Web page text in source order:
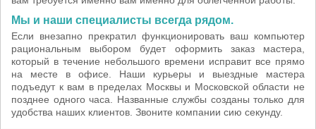
Мы и наши специалисты всегда рядом.
Если внезапно прекратил функционировать ваш компьютер
рациональным выбором будет оформить заказ мастера,
который в течение небольшого времени исправит все прямо
на месте в офисе. Наши курьеры и выездные мастера
подъедут к вам в пределах Москвы и Московской области не
позднее одного часа. Названные службы созданы только для
удобства наших клиентов. Звоните компании сию секунду.